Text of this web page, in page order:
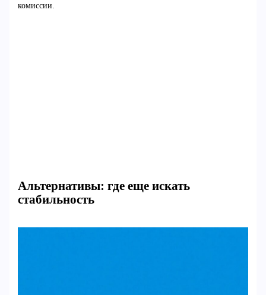
комиссии.
Альтернативы: где еще искать
стабильность